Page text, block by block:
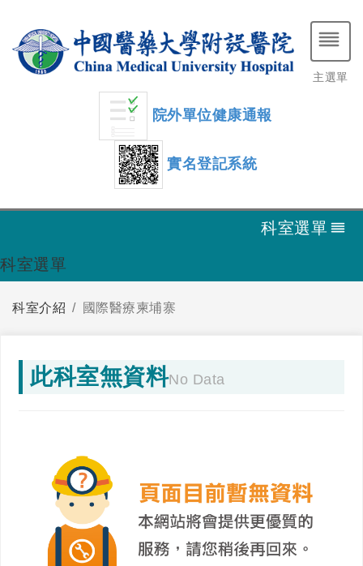
院外單位健康通報
實名登記系統
主選單
科室選單
科室選單
科室介紹 國際醫療柬埔寨
此科室無資料No Data